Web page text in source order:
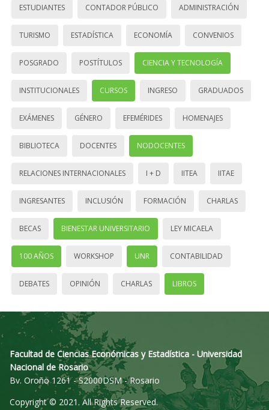
ESTUDIANTES CONTADOR PÚBLICO ADMINISTRACIÓN
TURISMO ESTADÍSTICA ECONOMÍA CONVENIOS
POSGRADO POSTÍTULOS CIENCIA Y TECNOLOGÍA
INSTITUCIONALES CURSOS INGRESO GRADUADOS
EXÁMENES GÉNERO EFEMÉRIDES HOMENAJES
BIBLIOTECA DOCENTES NODOCENTES
RELACIONES INTERNACIONALES I + D IITEA IITAE
INGRESANTES INCLUSIÓN FORMACIÓN CHARLAS
BECAS BIENESTAR UNIVERSITARIO LEY MICAELA
100 AÑOS WORKSHOP UNR CONTABILIDAD
DEBATES OPINIÓN CHARLAS LIBROS
Facultad de Ciencias Económicas y Estadística - Universidad
Nacional de Rosario
Bv. Oroño 1261 - S2000DSM - Rosario
Copyright © 2021. All Rights Reserved.